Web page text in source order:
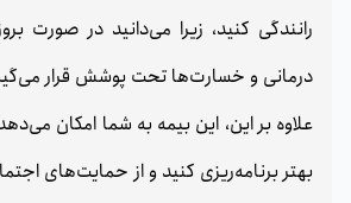
رانندگی کنید، زیرا می‌دانید در صورت
درمانی و خسارت‌ها تحت پوشش قرار
علاوه بر این، این بیمه به شما امکان
بهتر برنامه‌ریزی کنید و از حمایت‌های